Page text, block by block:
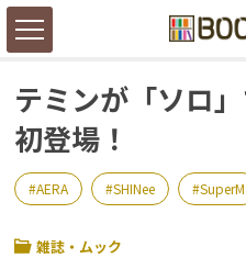
テミンが「ソロ
初登場！
AERA SHINee SuperM
雑誌・ムック